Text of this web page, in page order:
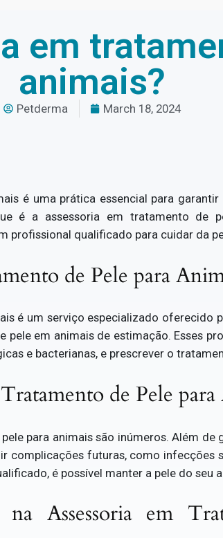
em
animais?
Petderma March 18, 2024
é uma prática essencial para
é a assessoria em tratamento de
profissional qualificado para cuidar da
de Pele para
é um serviço especializado oferecido
pele em animais de estimação. Esses
e bacterianas, e prescrever o
de Pele
para animais são inúmeros. Além
complicações futuras, como infecções
é possível manter a pele do seu
na Assessoria em